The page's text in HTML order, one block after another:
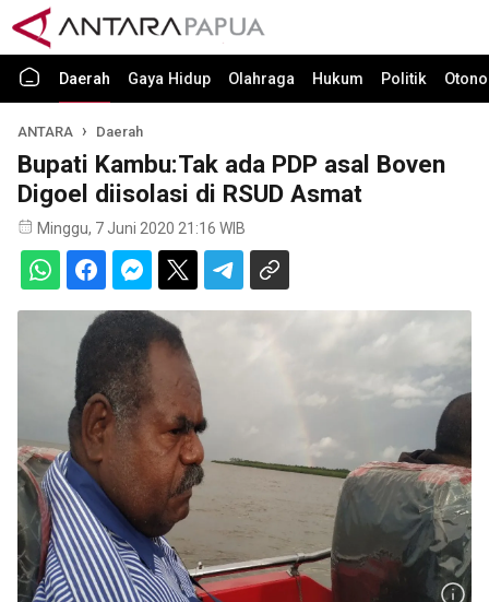
Daerah Gaya Hidup Olahraga Hukum Politik
ANTARA Daerah
Bupati Kambu:Tak ada PDP asal Boven
Digoel diisolasi di RSUD Asmat
Minggu, 7 Juni 2020 21:16 WIB